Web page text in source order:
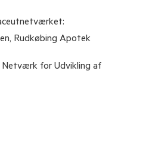
Rudkøbing Apotek
for Udvikling af